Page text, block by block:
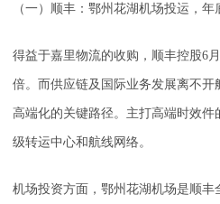
（一）顺丰：鄂州花湖机场投运，
得益于嘉里物流的收购，顺丰控股6
倍。而供应链及国际业务发展离不开
高端化的关键路径。主打高端时效件
级转运中心和航线网络。
机场投资方面，鄂州花湖机场是顺